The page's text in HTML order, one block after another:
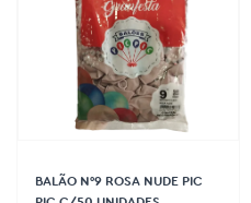
BALÃO N°9 ROSA NUDE PIC